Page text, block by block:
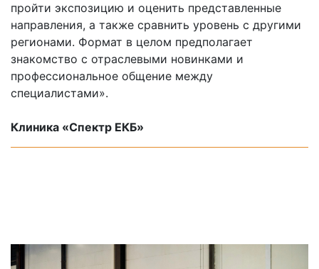
пройти экспозицию и оценить представленные
направления, а также сравнить уровень с другими
регионами. Формат в целом предполагает
знакомство с отраслевыми новинками и
профессиональное общение между
специалистами».
Клиника «Спектр ЕКБ»